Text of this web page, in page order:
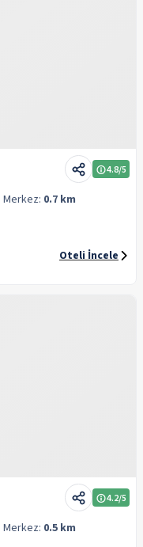
4.8/5
Merkez: 0.7 km
Oteli İncele
4.2/5
Merkez: 0.5 km